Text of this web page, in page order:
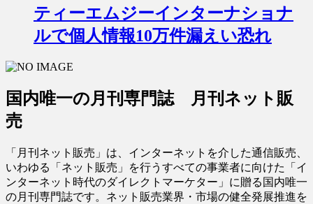
ティーエムジーインターナショナ
ルで個人情報10万件漏えい恐れ
国内唯一の月刊専門誌 月刊ネット販
売
「月刊ネット販売」は、インターネットを介した通信販売、
いわゆる「ネット販売」を行うすべての事業者に向けた「イ
ンターネット時代のダイレクトマーケター」に贈る国内唯一
の月刊専門誌です。ネット販売業界・市場の健全発展推進を